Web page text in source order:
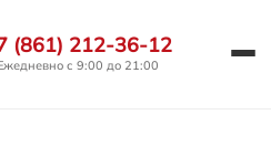
(861) 212-36-12
с 9:00 до 21:00